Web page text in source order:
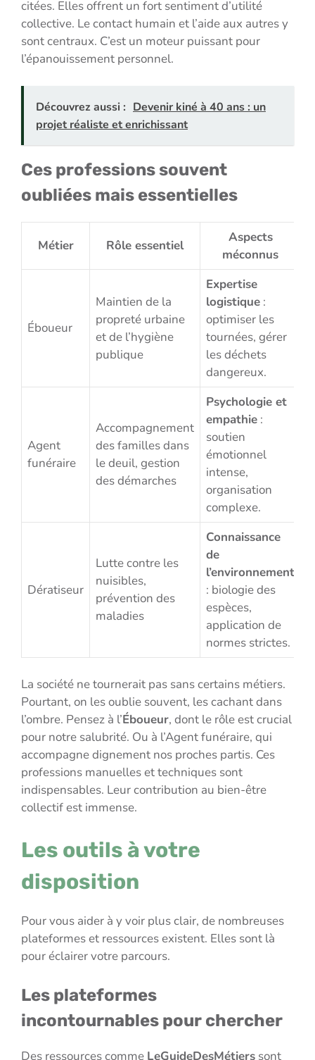
citées. Elles offrent un fort sentiment d’utilité
collective. Le contact humain et l’aide aux autres y
sont centraux. C’est un moteur puissant pour
l’épanouissement personnel.
Découvrez aussi : Devenir kiné à 40 ans : un
projet réaliste et enrichissant
Ces professions souvent
oubliées mais essentielles
Métier Rôle essentiel
Aspects
méconnus
Éboueur
Maintien de la
propreté urbaine
et de l’hygiène
publique
Expertise
logistique :
optimiser les
tournées, gérer
les déchets
dangereux.
Agent
funéraire
Accompagnement
des familles dans
le deuil, gestion
des démarches
Psychologie et
empathie :
soutien
émotionnel
intense,
organisation
complexe.
Dératiseur
Lutte contre les
nuisibles,
prévention des
maladies
Connaissance
de
l’environnement
: biologie des
espèces,
application de
normes strictes.
La société ne tournerait pas sans certains métiers.
Pourtant, on les oublie souvent, les cachant dans
l’ombre. Pensez à l’Éboueur, dont le rôle est crucial
pour notre salubrité. Ou à l’Agent funéraire, qui
accompagne dignement nos proches partis. Ces
professions manuelles et techniques sont
indispensables. Leur contribution au bien-être
collectif est immense.
Les outils à votre
disposition
Pour vous aider à y voir plus clair, de nombreuses
plateformes et ressources existent. Elles sont là
pour éclairer votre parcours.
Les plateformes
incontournables pour chercher
Des ressources comme LeGuideDesMétiers sont